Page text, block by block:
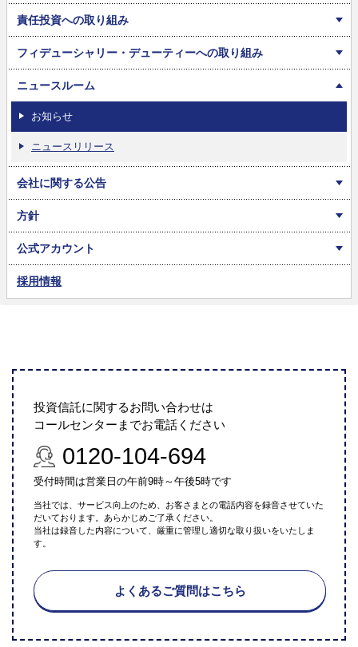
責任投資への取り組み
フィデューシャリー・デューティーへの取り組み
ニュースルーム
お知らせ
ニュースリリース
会社に関する公告
方針
公式アカウント
採用情報
投資信託に関するお問い合わせは
コールセンターまでお電話ください
0120-104-694
受付時間は営業日の午前9時～午後5時です
当社では、サービス向上のため、お客さまとの電話内容を録音させていた
だいております。あらかじめご了承ください。
当社は録音した内容について、厳重に管理し適切な取り扱いをいたしま
す。
よくあるご質問はこちら